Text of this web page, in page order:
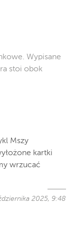
Wypisane
stoi obok
Mszy
kartki
wrzucać
2025, 9:48